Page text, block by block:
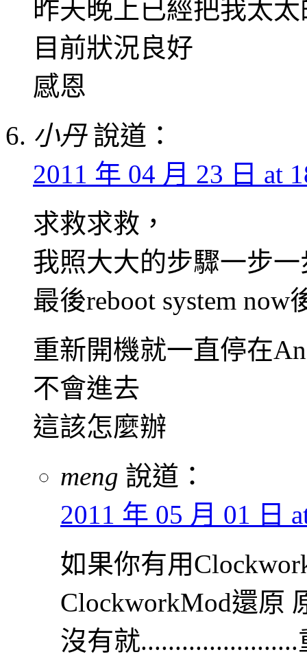
昨天晚上已經把我太
目前狀況良好
感恩
小丹 說道：
2011 年 04 月 23 日 at
求救求救，
我照大大的步驟一步
最後reboot system now
重新開機就一直停在
不會進去
這該怎麼辦
meng 說道：
2011 年 05 月 01 日
如果你有用
ClockworkMod還原
沒有就